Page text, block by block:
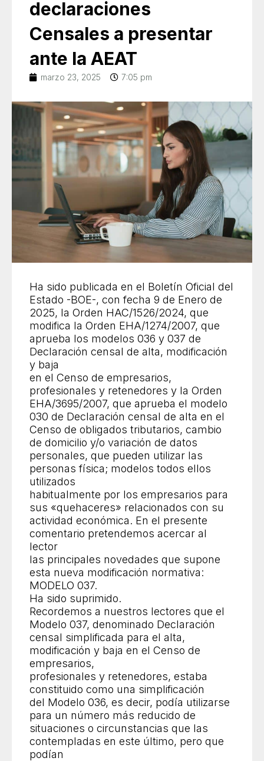
declaraciones
Censales a presentar
ante la AEAT
marzo 23, 2025 7:05 pm
Ha sido publicada en el Boletín Oficial del
Estado -BOE-, con fecha 9 de Enero de
2025, la Orden HAC/1526/2024, que
modifica la Orden EHA/1274/2007, que
aprueba los modelos 036 y 037 de
Declaración censal de alta, modificación
y baja
en el Censo de empresarios,
profesionales y retenedores y la Orden
EHA/3695/2007, que aprueba el modelo
030 de Declaración censal de alta en el
Censo de obligados tributarios, cambio
de domicilio y/o variación de datos
personales, que pueden utilizar las
personas física; modelos todos ellos
utilizados
habitualmente por los empresarios para
sus «quehaceres» relacionados con su
actividad económica. En el presente
comentario pretendemos acercar al
lector
las principales novedades que supone
esta nueva modificación normativa:
MODELO 037.
Ha sido suprimido.
Recordemos a nuestros lectores que el
Modelo 037, denominado Declaración
censal simplificada para el alta,
modificación y baja en el Censo de
empresarios,
profesionales y retenedores, estaba
constituido como una simplificación
del Modelo 036, es decir, podía utilizarse
para un número más reducido de
situaciones o circunstancias que las
contempladas en este último, pero que
podían